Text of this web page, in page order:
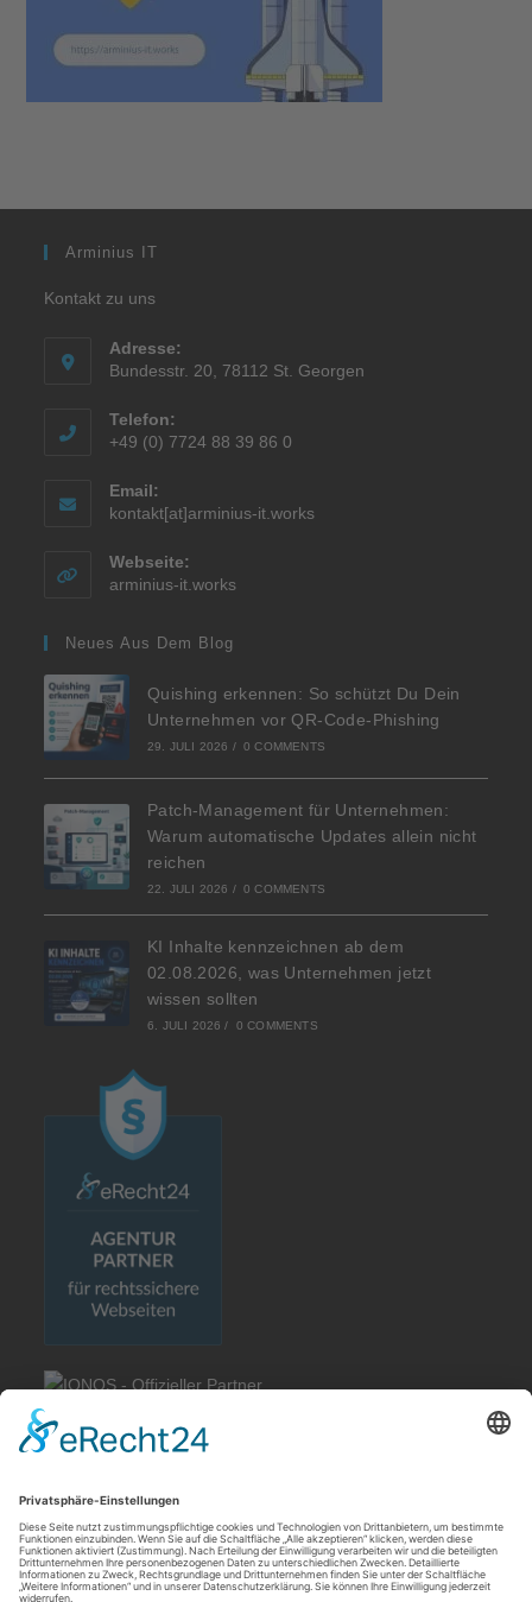
Arminius IT
Kontakt zu uns
Adresse:
Bundesstr. 20, 78112 St. Georgen
Telefon:
+49 (0) 7724 88 39 86 0
Email:
kontakt[at]arminius-it.works
Webseite:
arminius-it.works
Neues Aus Dem Blog
Quishing erkennen: So schützt Du Dein
Unternehmen vor QR-Code-Phishing
29. JULI 2026 / 0 COMMENTS
Patch-Management für Unternehmen:
Warum automatische Updates allein nicht
reichen
22. JULI 2026 / 0 COMMENTS
KI Inhalte kennzeichnen ab dem
02.08.2026, was Unternehmen jetzt
wissen sollten
6. JULI 2026 / 0 COMMENTS
Rechtliches
Allgemeine Geschäftsbedingungen
Impressum
Datenschutzerklärung